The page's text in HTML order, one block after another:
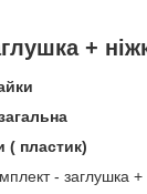
+
( пластик)
- заглушка +